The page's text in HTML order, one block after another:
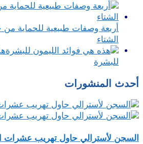
أربعة وصفات طبيعية للحماية
الشتاء
للبشرة
أحدث المنشورات
السجن لأسترالي حاول تهريب عشرات